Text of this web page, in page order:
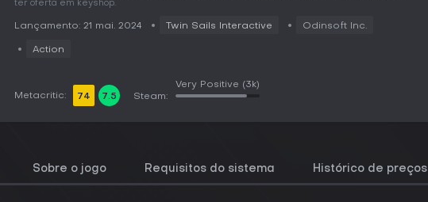
ter oferta em keyshop.
Lançamento: 21 mai. 2024 Twin Sails Interactive Odinsoft Inc.
Action
Metacritic: 74 7.5 Steam:
Very Positive (3k)
Sobre o jogo Requisitos do sistema Histórico de preços